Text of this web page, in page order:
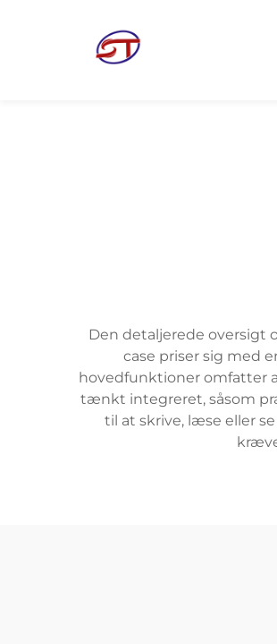
Den detaljerede oversigt
case priser sig med
hovedfunktioner omfatter
tænkt integreret, såsom
til at skrive, læse eller